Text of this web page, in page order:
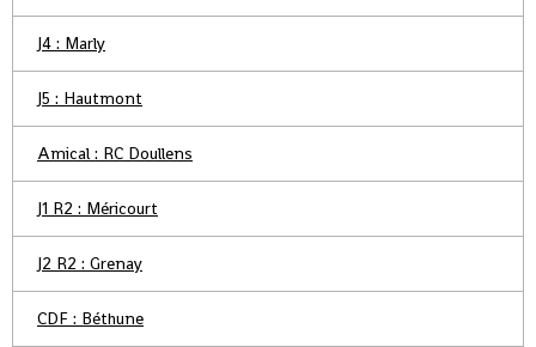
J4 : Marly
J5 : Hautmont
Amical : RC Doullens
J1 R2 : Méricourt
J2 R2 : Grenay
CDF : Béthune